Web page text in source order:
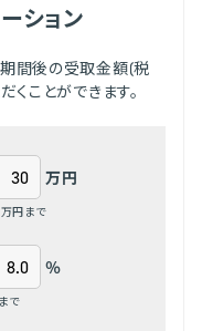
ション
間後の受取金額(税
くことができます。
万円
円まで
％
で